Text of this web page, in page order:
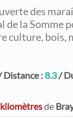
des
de la Somme
culture, bois,
:8.3/
de